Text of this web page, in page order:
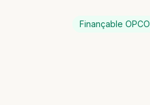
Finançable OPCO